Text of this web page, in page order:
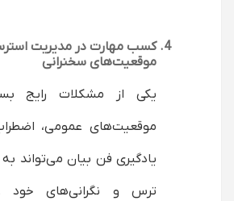
کسب مهارت در مدیریت
موقعیت‌های سخنرانی
یکی از مشکلات رایج
موقعیت‌های عمومی،
یادگیری فن بیان می‌تواند به
ترس و نگرانی‌های خود